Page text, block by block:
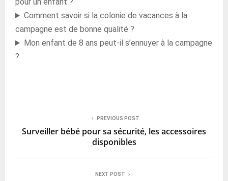
Comment savoir si la colonie de vacances à la
campagne est de bonne qualité ?
Mon enfant de 8 ans peut-il s’ennuyer à la campagne
?
PREVIOUS POST
Surveiller bébé pour sa sécurité, les accessoires
disponibles
NEXT POST